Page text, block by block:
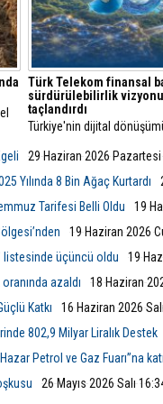
Türk Telekom finansal
sürdürülebilirlik
taçlandırdı
Türkiye'nin dijital
başarılarını
ediyor.
29 Haziran 2026
Yılında 8 Bin Ağaç Kurtardı
Tarifesi Belli Oldu
19
19 Haziran 2026
listesinde üçüncü oldu
19
azaldı
18 Haziran
Katkı
16 Haziran 2026
802,9 Milyar Liralık Destek
Petrol ve Gaz Fuarı”na
26 Mayıs 2026 Salı